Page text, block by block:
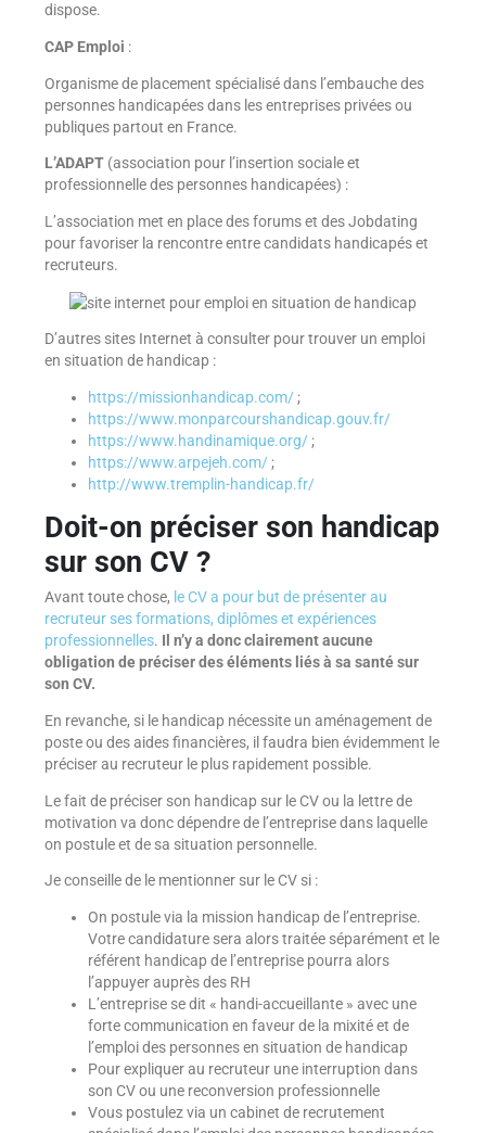
dispose.
CAP Emploi :
Organisme de placement spécialisé dans l’embauche des
personnes handicapées dans les entreprises privées ou
publiques partout en France.
L’ADAPT(association pour l’insertion sociale et
professionnelle des personnes handicapées) :
L’association met en place des forums et des Jobdating
pour favoriser la rencontre entre candidats handicapés et
recruteurs.
D’autres sites Internet à consulter pour trouver un emploi
en situation de handicap :
https://missionhandicap.com/;
https://www.monparcourshandicap.gouv.fr/
https://www.handinamique.org/;
https://www.arpejeh.com/;
http://www.tremplin-handicap.fr/
Doit-on préciser son handicap
sur son CV ?
Avant toute chose, le CV a pour but de présenter au
recruteur ses formations, diplômes et expériences
professionnelles. Il n’y a donc clairement aucune
obligation de préciser des éléments liés à sa santé sur
son CV.
En revanche, si le handicap nécessite un aménagement de
poste ou des aides financières, il faudra bien évidemment le
préciser au recruteur le plus rapidement possible.
Le fait de préciser son handicap sur le CV ou la lettre de
motivation va donc dépendre de l’entreprise dans laquelle
on postule et de sa situation personnelle.
Je conseille de le mentionner sur le CV si :
On postule via la mission handicap de l’entreprise.
Votre candidature sera alors traitée séparément et le
référent handicap de l’entreprise pourra alors
l’appuyer auprès des RH
L’entreprise se dit « handi-accueillante » avec une
forte communication en faveur de la mixité et de
l’emploi des personnes en situation de handicap
Pour expliquer au recruteur une interruption dans
son CV ou une reconversion professionnelle
Vous postulez via un cabinet de recrutement